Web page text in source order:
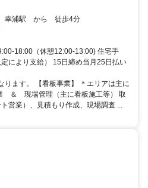
イン 幸浦駅 から 徒歩4分
18:00（休憩12:00-13:00) 住宅手
により支給） 15日締め当月25日払い
ります。 【看板事業】 ＊エリアは主に
＆ 現場管理（主に看板施工等） 取
営業）、見積もり作成、現場調査 ...